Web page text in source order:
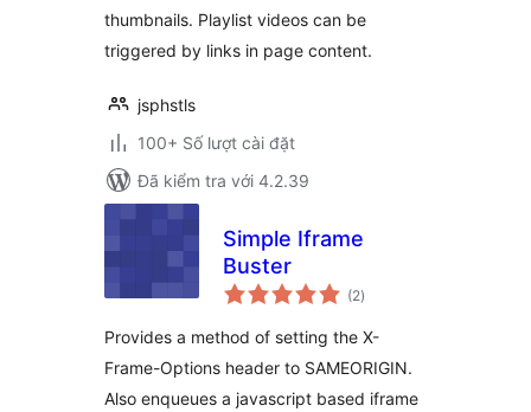
thumbnails. Playlist videos can be
triggered by links in page content.
jsphstls
100+ Số lượt cài đặt
Đã kiểm tra với 4.2.39
Simple Iframe
Buster
(2tổng
đánh
)
Provides a method of setting the X-
Frame-Options header to SAMEORIGIN.
Also enqueues a javascript based iframe